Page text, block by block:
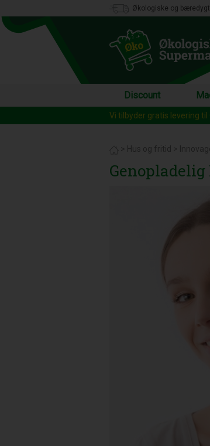
Økologiske og
Discount
Vi tilbyder gratis levering til
> Hus og fritid >
Genopladelig